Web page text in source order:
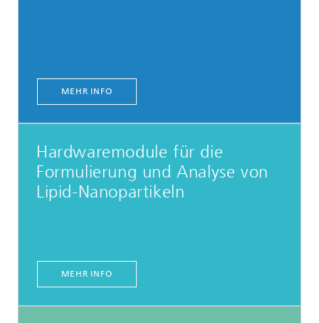
MEHR INFO
Hardwaremodule für die
Formulierung und Analyse von
Lipid-Nanopartikeln
MEHR INFO